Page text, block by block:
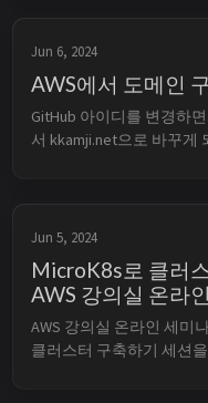
Jun 6, 2024
AWS에서 도메인
GitHub 아이디를 변경하
서 kkamji.net으로 바꾸게
Jun 5, 2024
MicroK8s로 클러
AWS 강의실 온라
AWS 강의실 온라인 세미
클러스터 구축하기 세션